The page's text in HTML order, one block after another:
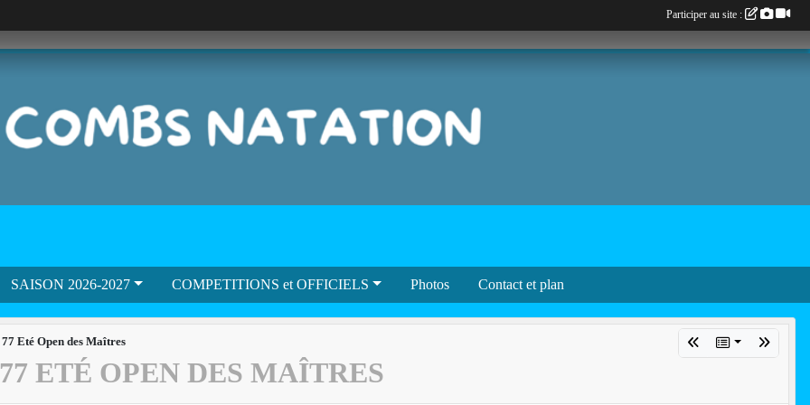
SAISON 2026-2027 COMPETITIONS et OFFICIELS Photos Contact et plan
Eté Open des Maîtres
ETÉ OPEN DES MAÎTRES
Participer au site :